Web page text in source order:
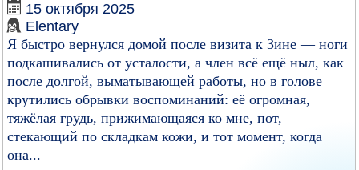
15 октября 2025
Elentary
Я быстро вернулся домой после визита к Зине — ноги
подкашивались от усталости, а член всё ещё ныл, как
после долгой, выматывающей работы, но в голове
крутились обрывки воспоминаний: её огромная,
тяжёлая грудь, прижимающаяся ко мне, пот,
стекающий по складкам кожи, и тот момент, когда
она...